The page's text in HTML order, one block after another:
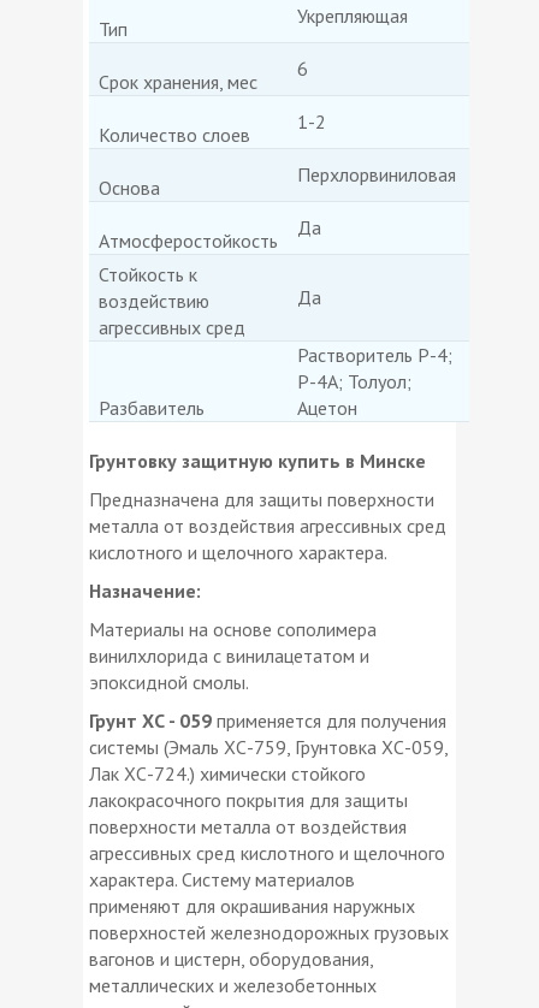
Тип
Укрепляющая
Срок хранения, мес
6
Количество слоев
1-2
Основа
Перхлорвиниловая
Атмосферостойкость
Да
Стойкость к
воздействию
агрессивных сред
Да
Разбавитель
Растворитель Р-4;
Р-4А; Толуол;
Ацетон
Грунтовку защитную купить в Минске
Предназначена для защиты поверхности
металла от воздействия агрессивных сред
кислотного и щелочного характера.
Назначение:
Материалы на основе сополимера
винилхлорида с винилацетатом и
эпоксидной смолы.
Грунт ХС - 059 применяется для получения
системы (Эмаль ХС-759, Грунтовка ХС-059,
Лак ХС-724.) химически стойкого
лакокрасочного покрытия для защиты
поверхности металла от воздействия
агрессивных сред кислотного и щелочного
характера. Систему материалов
применяют для окрашивания наружных
поверхностей железнодорожных грузовых
вагонов и цистерн, оборудования,
металлических и железобетонных